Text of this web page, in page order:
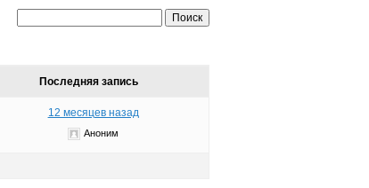
Последняя запись
12 месяцев назад
Аноним